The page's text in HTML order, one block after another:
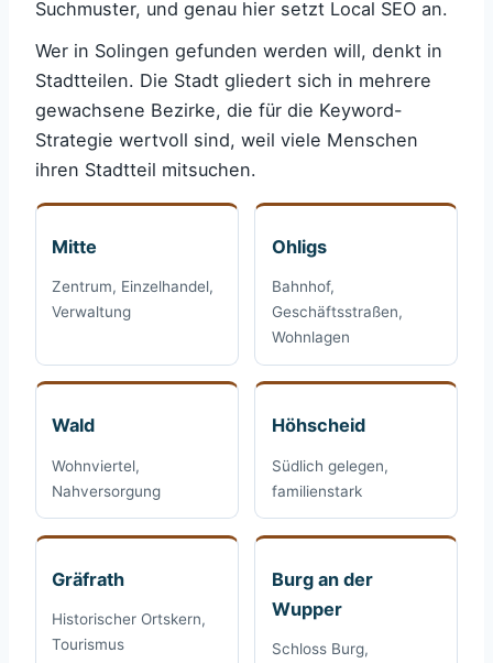
Suchmuster, und genau hier setzt Local SEO an.
Wer in Solingen gefunden werden will, denkt in
Stadtteilen. Die Stadt gliedert sich in mehrere
gewachsene Bezirke, die für die Keyword-
Strategie wertvoll sind, weil viele Menschen
ihren Stadtteil mitsuchen.
Mitte
Zentrum, Einzelhandel,
Verwaltung
Ohligs
Bahnhof,
Geschäftsstraßen,
Wohnlagen
Wald
Wohnviertel,
Nahversorgung
Höhscheid
Südlich gelegen,
familienstark
Gräfrath
Historischer Ortskern,
Tourismus
Burg an der
Wupper
Schloss Burg,